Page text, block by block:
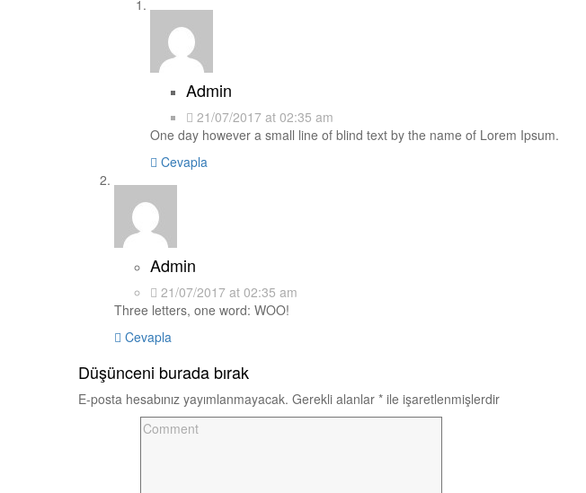
Admin
21/07/2017 at 02:35 am
One day however a small line of blind text by the name of Lorem Ipsum.
Cevapla
Admin
21/07/2017 at 02:35 am
Three letters, one word: WOO!
Cevapla
Düşünceni burada bırak
E-posta hesabınız yayımlanmayacak. Gerekli alanlar * ile işaretlenmişlerdir